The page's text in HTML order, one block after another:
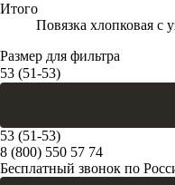
Итого
Повязка хлопковая с
Размер для фильтра
53 (51-53)
53 (51-53)
8 (800) 550 57 74
Бесплатный звонок по